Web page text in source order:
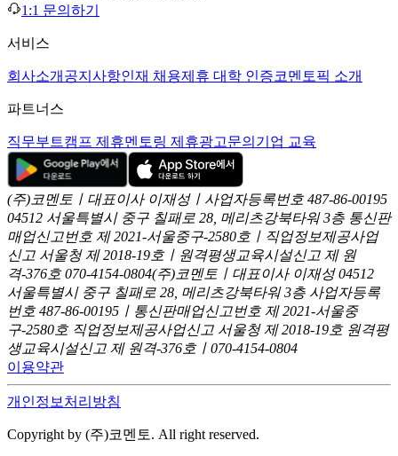
1:1 문의하기
서비스
회사소개 공지사항인재 채용제휴 대학 인증코멘토픽 소개
파트너스
직무부트캠프 제휴멘토링 제휴광고문의 기업 교육
(주)코멘토ㅣ대표이사 이재성ㅣ사업자등록번호 487-86-00195
04512 서울특별시 중구 칠패로 28, 메리츠강북타워 3층 통신판
매업신고번호 제 2021-서울중구-2580호ㅣ직업정보제공사업
신고 서울청 제 2018-19호ㅣ원격평생교육시설신고 제 원
격-376호 070-4154-0804(주)코멘토ㅣ대표이사 이재성 04512
서울특별시 중구 칠패로 28, 메리츠강북타워 3층 사업자등록
번호 487-86-00195ㅣ통신판매업신고번호 제 2021-서울중
구-2580호 직업정보제공사업신고 서울청 제 2018-19호 원격평
생교육시설신고 제 원격-376호ㅣ070-4154-0804
이용약관
개인정보처리방침
Copyright by (주)코멘토. All right reserved.